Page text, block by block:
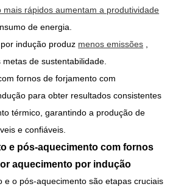
mais rápidos aumentam a produtividade
de energia.
indução produz menos emissões
de sustentabilidade.
fornos de forjamento com
para obter resultados consistentes
térmico, garantindo a produção de
e confiáveis.
e pós-aquecimento com fornos
aquecimento por indução
e o pós-aquecimento são etapas cruciais